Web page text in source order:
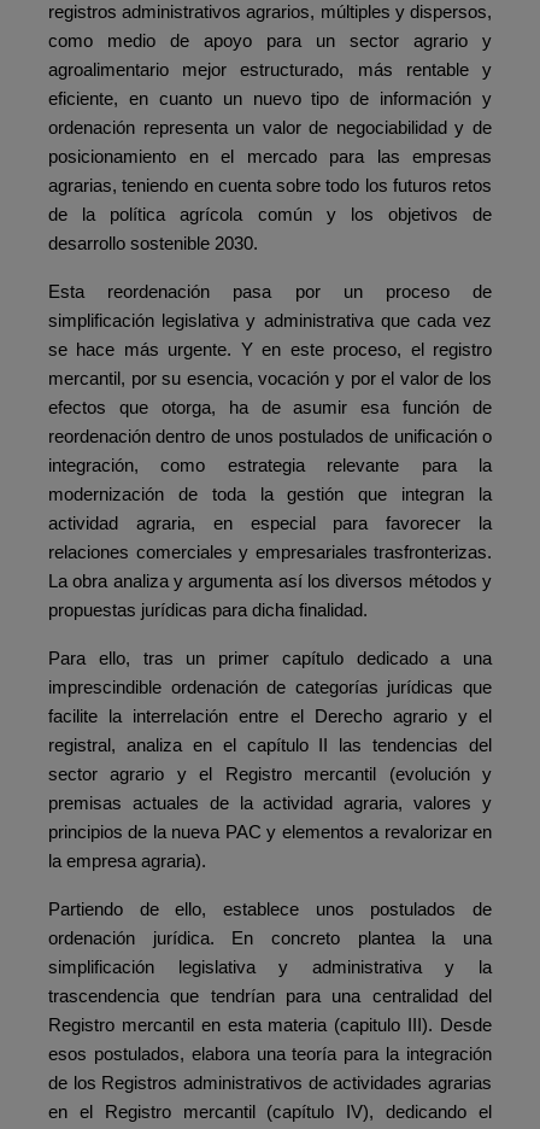
registros administrativos agrarios, múltiples y dispersos,
como medio de apoyo para un sector agrario y
agroalimentario mejor estructurado, más rentable y
eficiente, en cuanto un nuevo tipo de información y
ordenación representa un valor de negociabilidad y de
posicionamiento en el mercado para las empresas
agrarias, teniendo en cuenta sobre todo los futuros retos
de la política agrícola común y los objetivos de
desarrollo sostenible 2030.
Esta reordenación pasa por un proceso de
simplificación legislativa y administrativa que cada vez
se hace más urgente. Y en este proceso, el registro
mercantil, por su esencia, vocación y por el valor de los
efectos que otorga, ha de asumir esa función de
reordenación dentro de unos postulados de unificación o
integración, como estrategia relevante para la
modernización de toda la gestión que integran la
actividad agraria, en especial para favorecer la
relaciones comerciales y empresariales trasfronterizas.
La obra analiza y argumenta así los diversos métodos y
propuestas jurídicas para dicha finalidad.
Para ello, tras un primer capítulo dedicado a una
imprescindible ordenación de categorías jurídicas que
facilite la interrelación entre el Derecho agrario y el
registral, analiza en el capítulo II las tendencias del
sector agrario y el Registro mercantil (evolución y
premisas actuales de la actividad agraria, valores y
principios de la nueva PAC y elementos a revalorizar en
la empresa agraria).
Partiendo de ello, establece unos postulados de
ordenación jurídica. En concreto plantea la una
simplificación legislativa y administrativa y la
trascendencia que tendrían para una centralidad del
Registro mercantil en esta materia (capitulo III). Desde
esos postulados, elabora una teoría para la integración
de los Registros administrativos de actividades agrarias
en el Registro mercantil (capítulo IV), dedicando el